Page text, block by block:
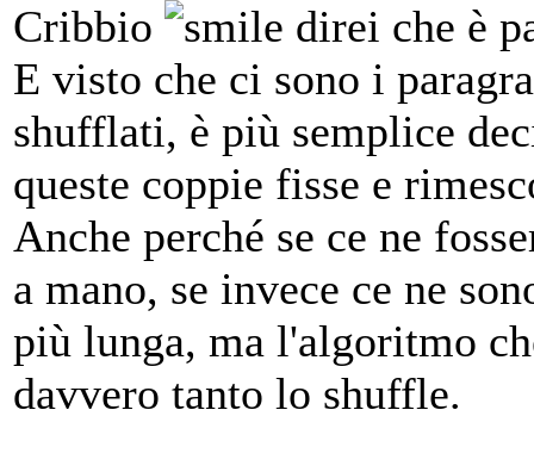
Cribbio
direi che è
E visto che ci sono i
shufflati, è più semplice
queste coppie fisse e
Anche perché se ce ne
a mano, se invece ce ne
più lunga, ma l'algoritmo
davvero tanto lo shuffle.